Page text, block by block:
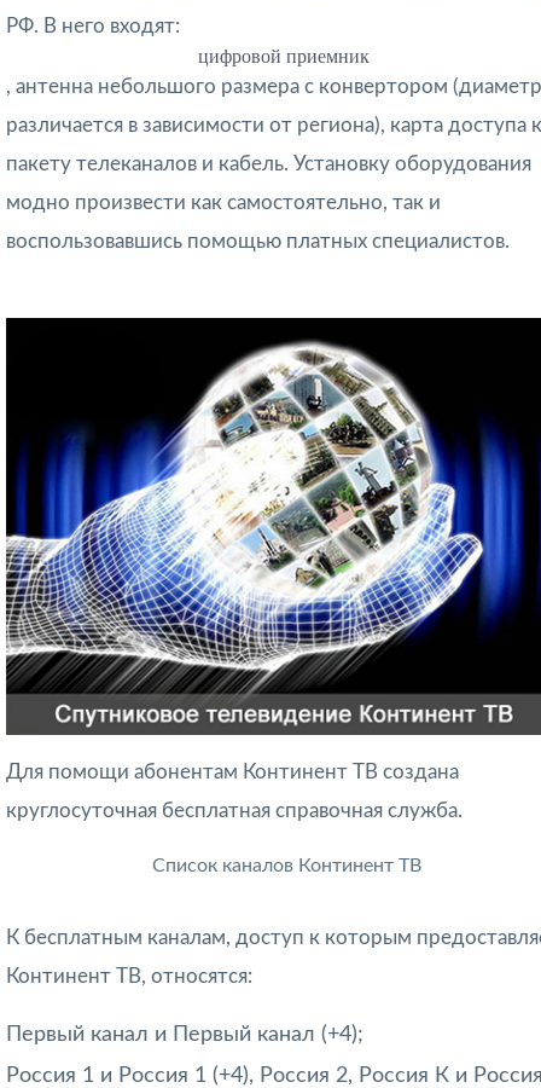
РФ. В него входят:
цифровой приемник
, антенна небольшого размера с конвертором (диаметр
различается в зависимости от региона), карта доступа к
пакету телеканалов и кабель. Установку оборудования
модно произвести как самостоятельно, так и
воспользовавшись помощью платных специалистов.
Для помощи абонентам Континент ТВ создана
круглосуточная бесплатная справочная служба.
Список каналов Континент ТВ
К бесплатным каналам, доступ к которым
Континент ТВ, относятся:
Первый канал и Первый канал (+4);
Россия 1 и Россия 1 (+4), Россия 2, Россия К и